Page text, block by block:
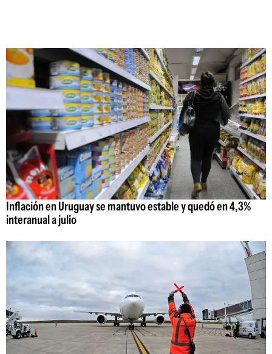
Inflación en Uruguay se mantuvo estable y quedó en 4,3%
interanual a julio